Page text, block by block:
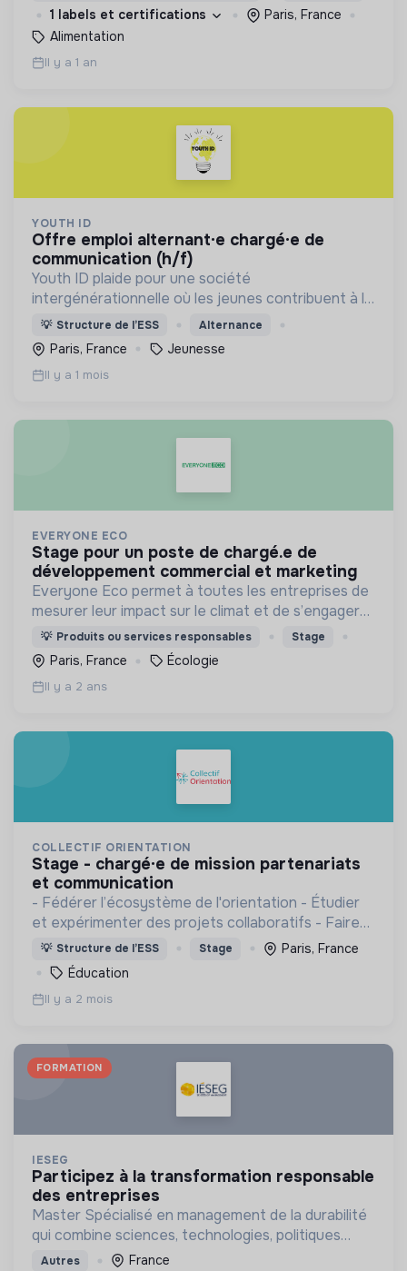
1 labels et certifications
Paris, France
Alimentation
Il y a 1 an
YOUTH ID
offre emploi alternant·e chargé·e de
communication (h/f)
Youth ID plaide pour une société
intergénérationnelle où les jeunes contribuent à la
construction d’un monde durable. Accompagner la
jeunesse, plus particulièrement les publics
prioritaires, à agir
💡 Structure de l’ESS Alternance
Paris, France Jeunesse
Il y a 1 mois
EVERYONE ECO
stage pour un poste de chargé.e de
développement commercial et marketing
Everyone Eco permet à toutes les entreprises de
mesurer leur impact sur le climat et de s’engager
de manière sincère et transparente dans une
démarche bas-carbone.
💡 Produits ou services responsables Stage
Paris, France Écologie
Il y a 2 ans
COLLECTIF ORIENTATION
stage - chargé·e de mission partenariats
et communication
- Fédérer l’écosystème de l'orientation - Étudier
et expérimenter des projets collaboratifs - Faire
entendre la voix de la société civile
💡 Structure de l’ESS Stage
Paris, France
Éducation
Il y a 2 mois
FORMATION
IESEG
participez à la transformation responsable
des entreprises
Master Spécialisé en management de la durabilité
qui combine sciences, technologies, politiques
publiques et management
Autres France